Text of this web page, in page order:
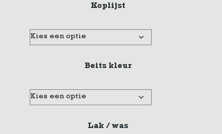
Koplijst
Beits kleur
Lak / was